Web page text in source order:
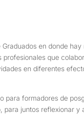
en donde
que
en diferentes
para formadores de
juntos reflexionar y